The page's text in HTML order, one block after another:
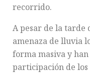
recorrido.
A pesar de la tarde
amenaza de lluvia
forma masiva y
participación de los